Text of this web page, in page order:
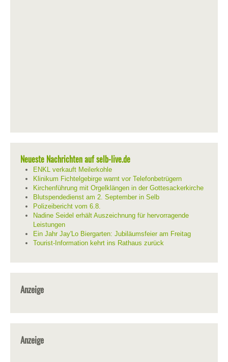
Neueste Nachrichten auf selb-live.de
ENKL verkauft Meilerkohle
Klinikum Fichtelgebirge warnt vor Telefonbetrügern
Kirchenführung mit Orgelklängen in der Gottesackerkirche
Blutspendedienst am 2. September in Selb
Polizeibericht vom 6.8.
Nadine Seidel erhält Auszeichnung für hervorragende
Leistungen
Ein Jahr Jay'Lo Biergarten: Jubiläumsfeier am Freitag
Tourist-Information kehrt ins Rathaus zurück
Anzeige
Anzeige